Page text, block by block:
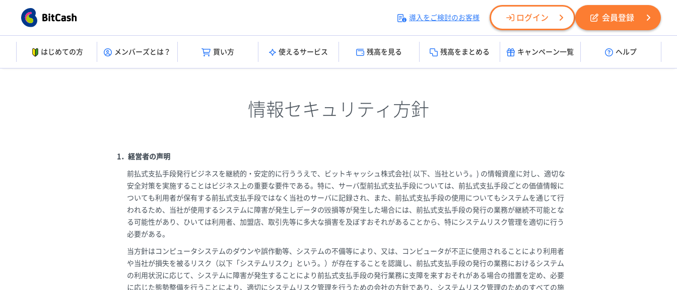
導入をご検討のお客様 ログイン 会員登録
はじめての方 メンバーズとは？ 買い方 使えるサービス 残高を見る 残高をまとめる キャンペーン一覧 ヘルプ
情報セキュリティ方針
1．経営者の声明
前払式支払手段発行ビジネスを継続的・安定的に行ううえで、ビットキャッシュ株式会社( 以下、当社という。) の情報資産に対し、適切な
安全対策を実施することはビジネス上の重要な要件である。特に、サーバ型前払式支払手段については、前払式支払手段ごとの価値情報に
ついても利用者が保有する前払式支払手段ではなく当社のサーバに記録され、また、前払式支払手段の使用についてもシステムを通じて行
われるため、当社が使用するシステムに障害が発生しデータの毀損等が発生した場合には、前払式支払手段の発行の業務が継続不可能とな
る可能性があり、ひいては利用者、加盟店、取引先等に多大な損害を及ぼすおそれがあることから、特にシステムリスク管理を適切に行う
必要がある。
当方針はコンピュータシステムのダウンや誤作動等、システムの不備等により、又は、コンピュータが不正に使用されることにより利用者
や当社が損失を被るリスク（以下「システムリスク」という。）が存在することを認識し、前払式支払手段の発行の業務におけるシステム
の利用状況に応じて、システムに障害が発生することにより前払式支払手段の発行業務に支障を来すおそれがある場合の措置を定め、必要
に応じた態勢整備を行うことにより、適切にシステムリスク管理を行うための会社の方針であり、システムリスク管理のためのすべての施